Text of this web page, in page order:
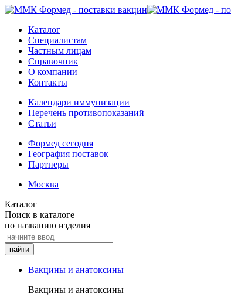
Каталог
Специалистам
Частным лицам
Справочник
О компании
Контакты
Календари иммунизации
Перечень противопоказаний
Статьи
Формед сегодня
География поставок
Партнеры
Москва
Каталог
Поиск в каталоге
по названию изделия
Вакцины и анатоксины
Вакцины и анатоксины